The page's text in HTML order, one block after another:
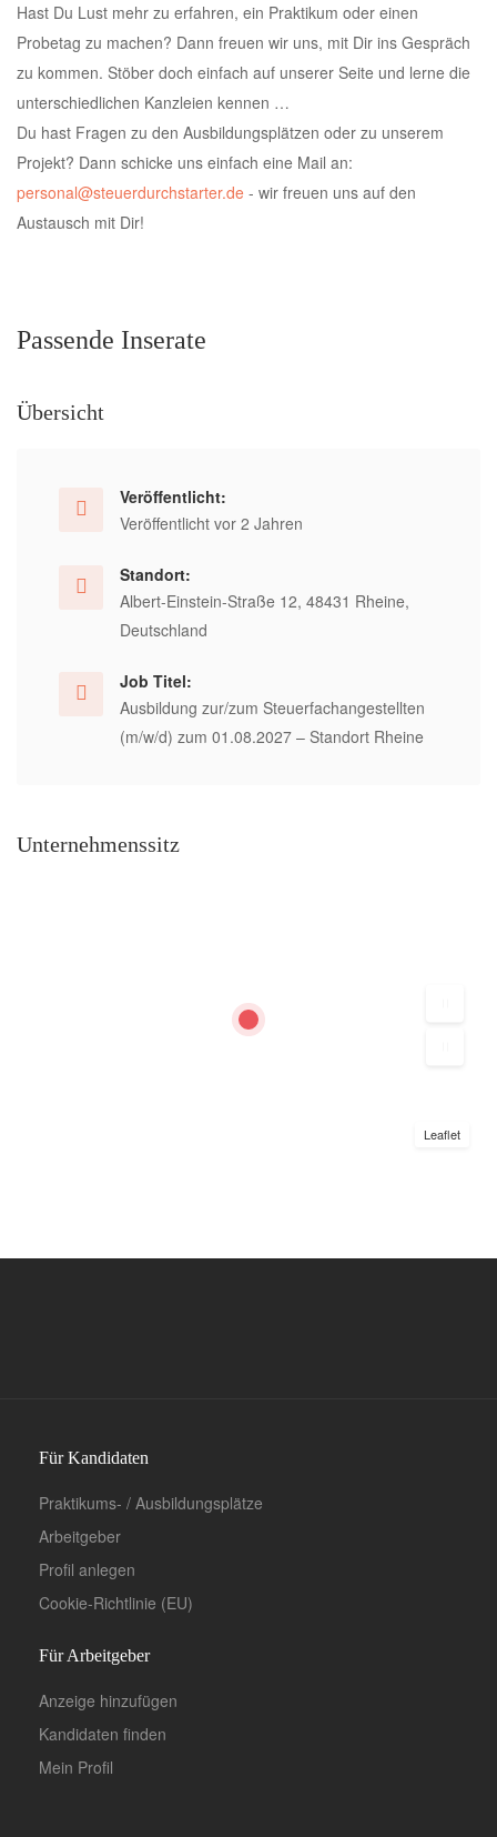
Hast Du Lust mehr zu erfahren, ein Praktikum oder einen
Probetag zu machen? Dann freuen wir uns, mit Dir ins Gespräch
zu kommen. Stöber doch einfach auf unserer Seite und lerne die
unterschiedlichen Kanzleien kennen …
Du hast Fragen zu den Ausbildungsplätzen oder zu unserem
Projekt? Dann schicke uns einfach eine Mail an:
personal@steuerdurchstarter.de - wir freuen uns auf den
Austausch mit Dir!
Passende Inserate
Übersicht
Veröffentlicht:
Veröffentlicht vor 2 Jahren
Standort:
Albert-Einstein-Straße 12, 48431 Rheine,
Deutschland
Job Titel:
Ausbildung zur/zum Steuerfachangestellten
(m/w/d) zum 01.08.2027 – Standort Rheine
Unternehmenssitz
Leaflet
Für Kandidaten
Praktikums- / Ausbildungsplätze
Arbeitgeber
Profil anlegen
Cookie-Richtlinie (EU)
Für Arbeitgeber
Anzeige hinzufügen
Kandidaten finden
Mein Profil